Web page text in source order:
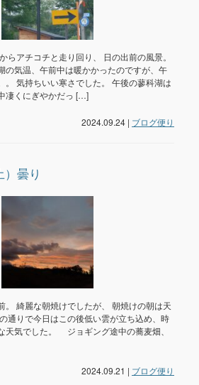
らアチコチと走り回り、 日の出前の風景。
の気温、午前中は暖かかったのですが、午
。 気持ちいい寒さでした。 午後の蓼科湖は
凄くにぎやかだっ […]
2024.09.24 | ブログ便り
）曇り
。 綺麗な朝焼けでしたが、 朝焼けの朝は天
通りで今日はこの後低い雲が立ち込め、時
天気でした。 ジョギング途中の蕎麦畑、
2024.09.21 | ブログ便り